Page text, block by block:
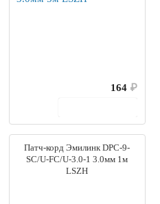
164 ₽
Патч-корд Эмилинк DPC-9-
SC/U-FC/U-3.0-1 3.0мм 1м
LSZH